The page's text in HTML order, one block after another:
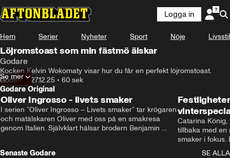
Logga in
Hem Serier Nyheter Sport Nöje Livsstil
Löjromstoast som min fästmö älskar
Godare
Kocken Kelvin Wokomaty visar hur du får en perfekt löjromstoast.
Godare • 27.12.25 • 60 sek
Se mer
Godare Original
Oliver Ingrosso - livets smaker
I serien ”Oliver Ingrosso – Livets smaker” tar krögaren
och matälskaren Oliver med oss på en smakresa
genom Italien. Självklart hälsar brodern Benjamin
Catarina
tillbaka med en
smaker i fokus.
julfavoriter
Senaste Godare
SE ALLA